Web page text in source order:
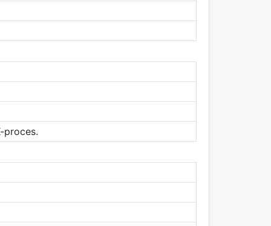
proces.